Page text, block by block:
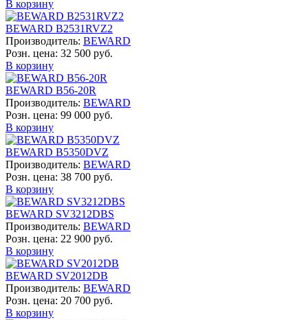
В корзину
BEWARD B2531RVZ2
Производитель: BEWARD
Розн. цена: 32 500 руб.
В корзину
BEWARD B56-20R
Производитель: BEWARD
Розн. цена: 99 000 руб.
В корзину
BEWARD B5350DVZ
Производитель: BEWARD
Розн. цена: 38 700 руб.
В корзину
BEWARD SV3212DBS
Производитель: BEWARD
Розн. цена: 22 900 руб.
В корзину
BEWARD SV2012DB
Производитель: BEWARD
Розн. цена: 20 700 руб.
В корзину